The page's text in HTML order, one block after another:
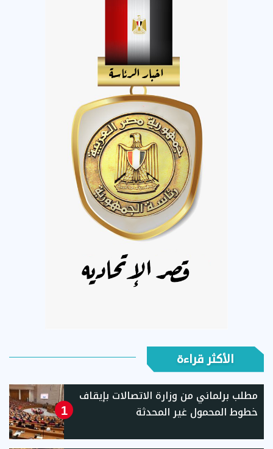
الأكثر قراءة
1
مطلب برلماني من وزارة الاتصالات بإيقاف
خطوط المحمول غير المحدثة